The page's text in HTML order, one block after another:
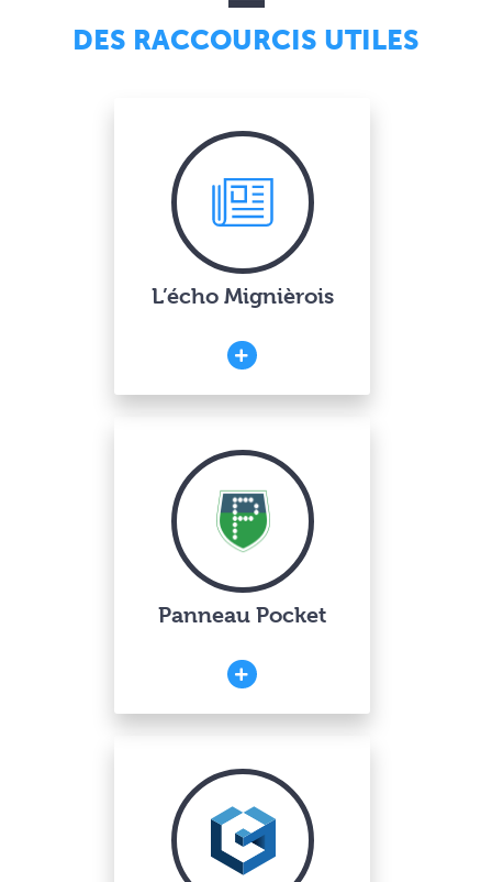
DES RACCOURCIS UTILES
L’écho Mignièrois
Panneau Pocket